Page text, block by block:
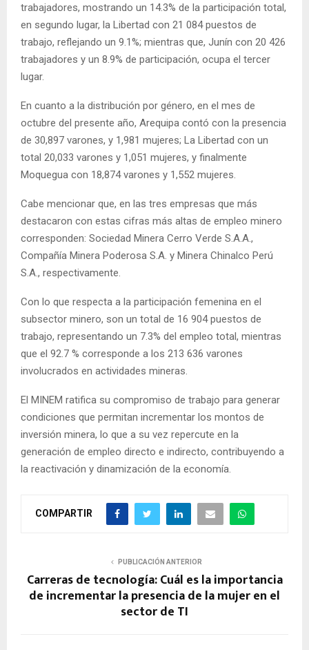
trabajadores, mostrando un 14.3% de la participación total,
en segundo lugar, la Libertad con 21 084 puestos de
trabajo, reflejando un 9.1%; mientras que, Junín con 20 426
trabajadores y un 8.9% de participación, ocupa el tercer
lugar.
En cuanto a la distribución por género, en el mes de
octubre del presente año, Arequipa contó con la presencia
de 30,897 varones, y 1,981 mujeres; La Libertad con un
total 20,033 varones y 1,051 mujeres, y finalmente
Moquegua con 18,874 varones y 1,552 mujeres.
Cabe mencionar que, en las tres empresas que más
destacaron con estas cifras más altas de empleo minero
corresponden: Sociedad Minera Cerro Verde S.A.A.,
Compañía Minera Poderosa S.A. y Minera Chinalco Perú
S.A., respectivamente.
Con lo que respecta a la participación femenina en el
subsector minero, son un total de 16 904 puestos de
trabajo, representando un 7.3% del empleo total, mientras
que el 92.7 % corresponde a los 213 636 varones
involucrados en actividades mineras.
El MINEM ratifica su compromiso de trabajo para generar
condiciones que permitan incrementar los montos de
inversión minera, lo que a su vez repercute en la
generación de empleo directo e indirecto, contribuyendo a
la reactivación y dinamización de la economía.
COMPARTIR
PUBLICACIÓN ANTERIOR
Carreras de tecnología: Cuál es la importancia
de incrementar la presencia de la mujer en el
sector de TI